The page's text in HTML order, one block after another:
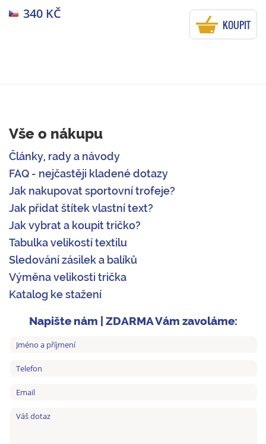
340 KČ
KOUPIT
Vše o nákupu
Články, rady a návody
FAQ - nejčastěji kladené dotazy
Jak nakupovat sportovní trofeje?
Jak přidat štítek vlastní text?
Jak vybrat a koupit tričko?
Tabulka velikostí textilu
Sledování zásilek a balíků
Výměna velikosti trička
Katalog ke stažení
Napište nám | ZDARMA Vám zavoláme: